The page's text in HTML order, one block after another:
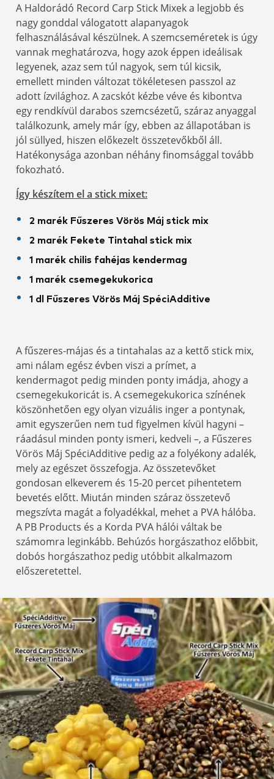
A Haldorádó Record Carp Stick Mixek a legjobb és
nagy gonddal válogatott alapanyagok
felhasználásával készülnek. A szemcseméretek is úgy
vannak meghatározva, hogy azok éppen ideálisak
legyenek, azaz sem túl nagyok, sem túl kicsik,
emellett minden változat tökéletesen passzol az
adott ízvilághoz. A zacskót kézbe véve és kibontva
egy rendkívül darabos szemcsézetű, száraz anyaggal
találkozunk, amely már így, ebben az állapotában is
jól süllyed, hiszen előkezelt összetevőkből áll.
Hatékonysága azonban néhány finomsággal tovább
fokozható.
Így készítem el a stick mixet:
2 marék Fűszeres Vörös Máj stick mix
2 marék Fekete Tintahal stick mix
1 marék chilis fahéjas kendermag
1 marék csemegekukorica
1 dl Fűszeres Vörös Máj SpéciAdditive
A fűszeres-májas és a tintahalas az a kettő stick mix,
ami nálam egész évben viszi a prímet, a
kendermagot pedig minden ponty imádja, ahogy a
csemegekukoricát is. A csemegekukorica színének
köszönhetően egy olyan vizuális inger a pontynak,
amit egyszerűen nem tud figyelmen kívül hagyni –
ráadásul minden ponty ismeri, kedveli –, a Fűszeres
Vörös Máj SpéciAdditive pedig az a folyékony adalék,
mely az egészet összefogja. Az összetevőket
gondosan elkeverem és 15-20 percet pihentetem
bevetés előtt. Miután minden száraz összetevő
megszívta magát a folyadékkal, mehet a PVA hálóba.
A PB Products és a Korda PVA hálói váltak be
számomra leginkább. Behúzós horgászathoz előbbit,
dobós horgászathoz pedig utóbbit alkalmazom
előszeretettel.